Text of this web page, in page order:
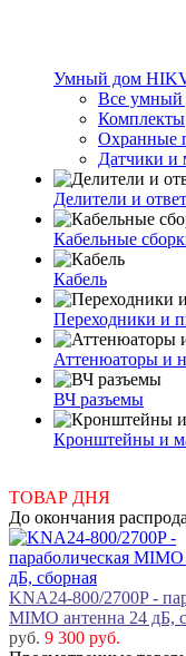
Умный дом
Все умный
Комплекты
Охранные
Датчики и
Делители и
Кабельные
Кабель
Переходники и
Аттенюаторы и
ВЧ разъемы
Кронштейны и
ТОВАР ДНЯ
До окончания
KNA24-800/2700P -
MIMO антенна 24 дБ,
руб. 9 300 руб.